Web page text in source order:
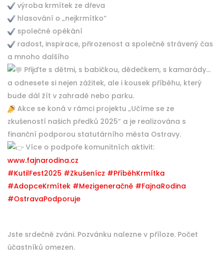
výroba krmítek ze dřeva
hlasování o „nejkrmítko“
společné opékání
radost, inspirace, přirozenost a společně strávený čas
a mnoho dalšího
Přijďte s dětmi, s babičkou, dědečkem, s kamarády…
a odnesete si nejen zážitek, ale i kousek příběhu, který
bude dál žít v zahradě nebo parku.
Akce se koná v rámci projektu „Učíme se ze
zkušeností našich předků 2025“ a je realizována s
finanční podporou statutárního města Ostravy.
Více o podpoře komunitních aktivit:
www.fajnarodina.cz
#KutilFest2025 #Zkušenícz #PříběhKrmítka
#AdopceKrmítek #Mezigeneračně #FajnaRodina
#OstravaPodporuje
Jste srdečně zváni. Pozvánku nalezne v příloze. Počet
účastníků omezen.